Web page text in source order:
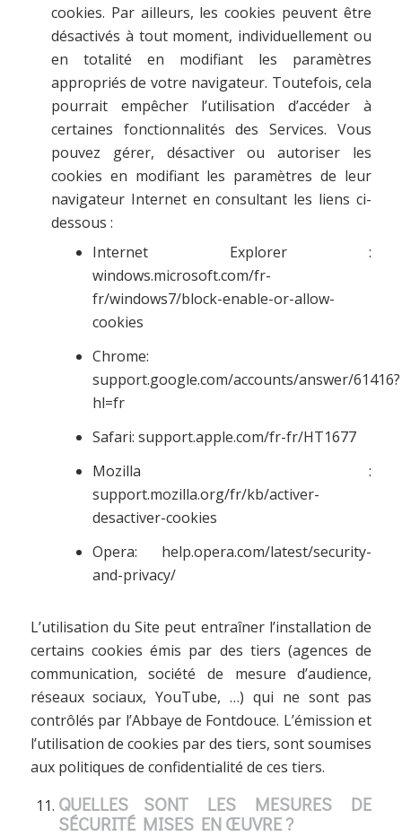
cookies. Par ailleurs, les cookies peuvent être
désactivés à tout moment, individuellement ou
en totalité en modifiant les paramètres
appropriés de votre navigateur. Toutefois, cela
pourrait empêcher l’utilisation d’accéder à
certaines fonctionnalités des Services. Vous
pouvez gérer, désactiver ou autoriser les
cookies en modifiant les paramètres de leur
navigateur Internet en consultant les liens ci-
dessous :
Internet Explorer :
windows.microsoft.com/fr-
fr/windows7/block-enable-or-allow-
cookies
Chrome:
support.google.com/accounts/answer/61416?
hl=fr
Safari: support.apple.com/fr-fr/HT1677
Mozilla :
support.mozilla.org/fr/kb/activer-
desactiver-cookies
Opera: help.opera.com/latest/security-
and-privacy/
L’utilisation du Site peut entraîner l’installation de
certains cookies émis par des tiers (agences de
communication, société de mesure d’audience,
réseaux sociaux, YouTube, …) qui ne sont pas
contrôlés par l’Abbaye de Fontdouce. L’émission et
l’utilisation de cookies par des tiers, sont soumises
aux politiques de confidentialité de ces tiers.
QUELLES SONT LES MESURES DE
SÉCURITÉ MISES EN ŒUVRE ?